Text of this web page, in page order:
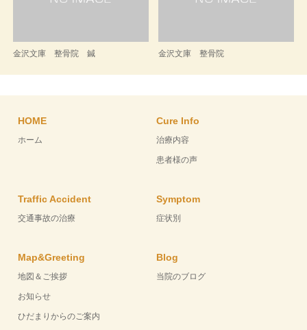
金沢文庫 整骨院 鍼 金沢文庫 整骨院
HOME
ホーム
Cure Info
治療内容
患者様の声
Traffic Accident
交通事故の治療
Symptom
症状別
Map&Greeting
地図＆ご挨拶
お知らせ
ひだまりからのご案内
Blog
当院のブログ